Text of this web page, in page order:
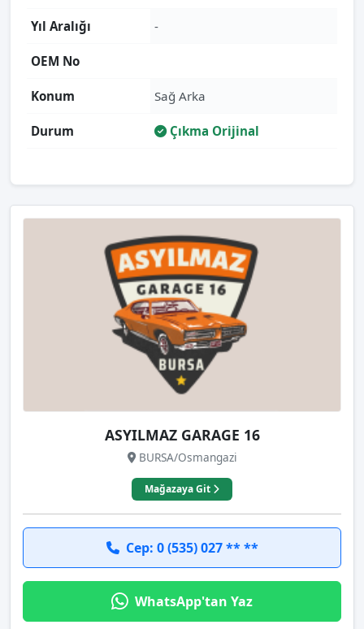
Yıl Aralığı -
OEM No
Konum Sağ Arka
Durum Çıkma Orijinal
ASYILMAZ GARAGE 16
BURSA/Osmangazi
Mağazaya Git
Cep: 0 (535) 027 ** **
WhatsApp'tan Yaz